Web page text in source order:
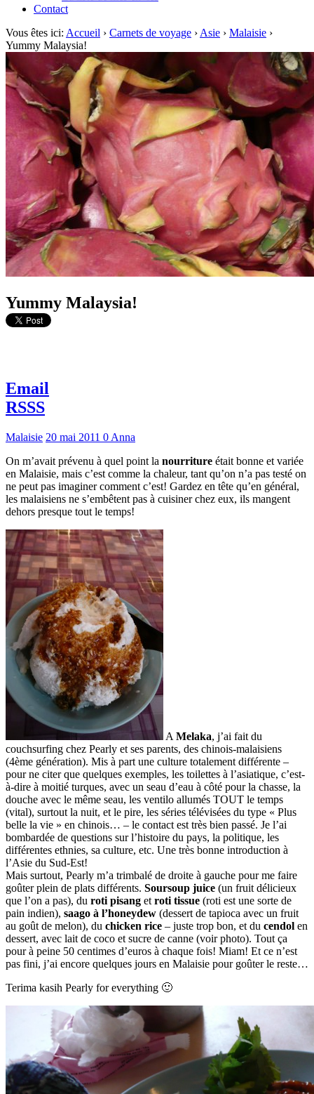
Contact
Vous êtes ici: Accueil › Carnets de voyage › Asie › Malaisie ›
Yummy Malaysia!
Yummy Malaysia!
Email
RSSS
Malaisie 20 mai 2011 0 Anna
On m’avait prévenu à quel point la nourriture était bonne et variée
en Malaisie, mais c’est comme la chaleur, tant qu’on n’a pas testé on
ne peut pas imaginer comment c’est! Gardez en tête qu’en général,
les malaisiens ne s’embêtent pas à cuisiner chez eux, ils mangent
dehors presque tout le temps!
A Melaka, j’ai fait du
couchsurfing chez Pearly et ses parents, des chinois-malaisiens
(4ème génération). Mis à part une culture totalement différente –
pour ne citer que quelques exemples, les toilettes à l’asiatique, c’est-
à-dire à moitié turques, avec un seau d’eau à côté pour la chasse, la
douche avec le même seau, les ventilo allumés TOUT le temps
(vital), surtout la nuit, et le pire, les séries télévisées du type « Plus
belle la vie » en chinois… – le contact est très bien passé. Je l’ai
bombardée de questions sur l’histoire du pays, la politique, les
différentes ethnies, sa culture, etc. Une très bonne introduction à
l’Asie du Sud-Est!
Mais surtout, Pearly m’a trimbalé de droite à gauche pour me faire
goûter plein de plats différents. Soursoup juice (un fruit délicieux
que l’on a pas), du roti pisang et roti tissue (roti est une sorte de
pain indien), saago à l’honeydew (dessert de tapioca avec un fruit
au goût de melon), du chicken rice – juste trop bon, et du cendol en
dessert, avec lait de coco et sucre de canne (voir photo). Tout ça
pour à peine 50 centimes d’euros à chaque fois! Miam! Et ce n’est
pas fini, j’ai encore quelques jours en Malaisie pour goûter le reste…
Terima kasih Pearly for everything 🙂